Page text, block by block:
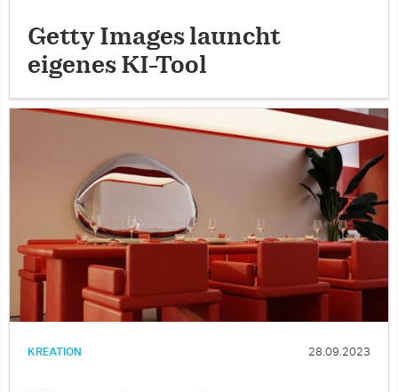
Getty Images launcht
eigenes KI-Tool
KREATION 28.09.2023